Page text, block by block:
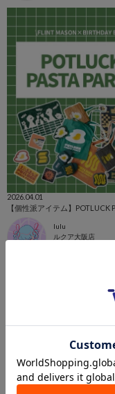
2026.04.01
lulu
ルクア大阪店